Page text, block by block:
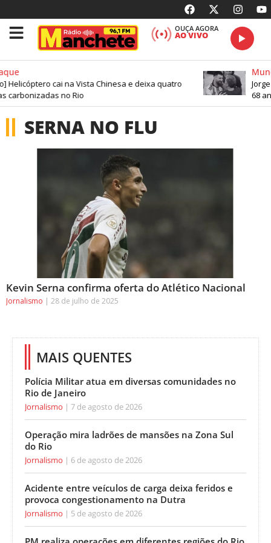
OUÇA AGORA
AO VIVO
Helicóptero cai na Vista Chinesa e deixa quatro
carbonizadas no Rio
68
SERNA NO FLU
Kevin Serna confirma oferta do Atlético Nacional
Jornalismo 28 de julho de 2025
MAIS QUENTES
Polícia Militar atua em diversas comunidades no
Rio de Janeiro
Jornalismo 7 de agosto de 2026
Operação mira ladrões de mansões na Zona Sul
do Rio
Jornalismo 6 de agosto de 2026
Acidente entre veículos de carga deixa feridos e
provoca congestionamento na Dutra
Jornalismo 5 de agosto de 2026